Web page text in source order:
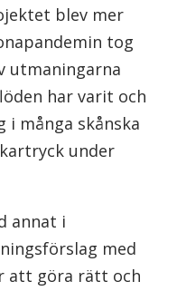
blev mer
tog
utmaningarna
har varit och
många skånska
under
annat i
med
att göra rätt och